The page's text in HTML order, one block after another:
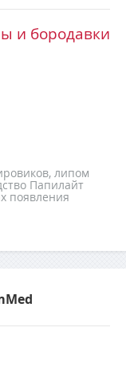
и бородавки
липом
Папилайт
появления